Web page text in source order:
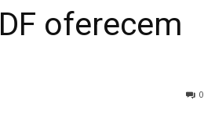
oferecem
0